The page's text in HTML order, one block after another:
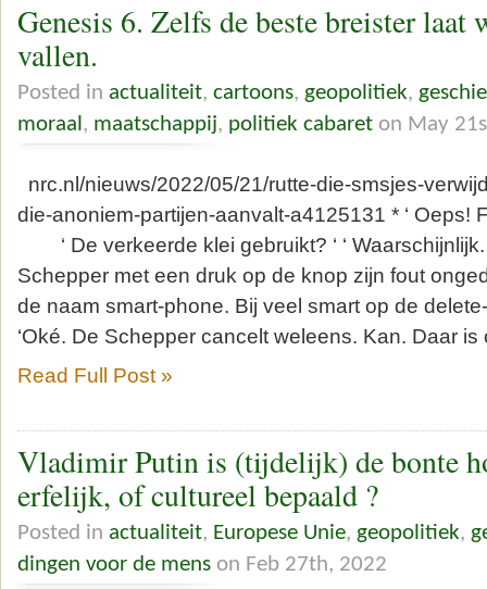
Genesis 6. Zelfs de beste breister laat
vallen.
Posted in actualiteit, cartoons, geopolitiek,
moraal , maatschappij, politiek cabaret on May
nrc.nl/nieuws/2022/05/21/rutte-die-smsjes-
die-anoniem-partijen-aanvalt-a4125131 * ‘ Oeps!
‘ De verkeerde klei gebruikt? ‘ ‘
Schepper met een druk op de knop zijn fout
de naam smart-phone. Bij veel smart op de
‘Oké. De Schepper cancelt weleens. Kan. Daar
Read Full Post »
Vladimir Putin is (tijdelijk) de bonte
erfelijk, of cultureel bepaald ?
Posted in actualiteit, Europese Unie, geopolitiek,
dingen voor de mens on Feb 27th, 2022